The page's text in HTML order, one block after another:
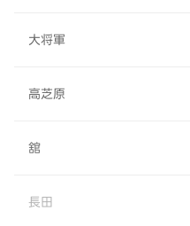
大将軍
高芝原
舘
長田